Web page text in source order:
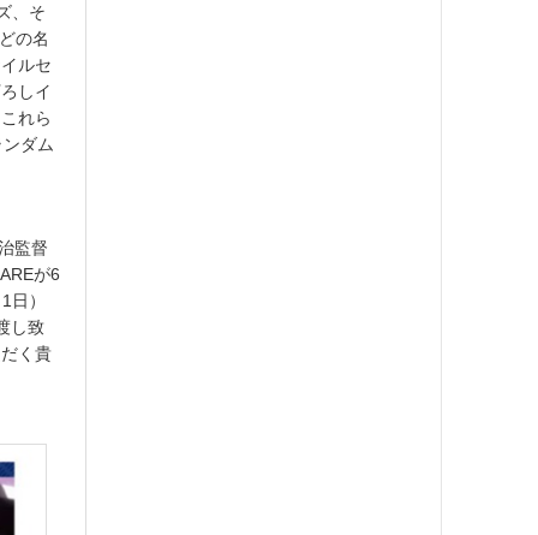
、そ
の名
ルセ
しイ
れら
ダム
監督
が6
）
し致
く貴